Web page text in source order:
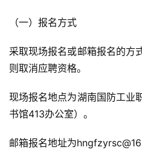
（一）报名方式
采取现场报名或邮箱报名的方
则取消应聘资格。
现场报名地点为湖南国防工业
书馆413办公室）。
邮箱报名地址为